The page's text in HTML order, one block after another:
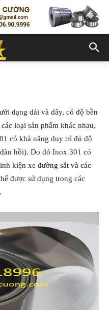
dạng dải và dây, có độ bền
loại sản phẩm khác nhau,
có khả năng duy trì đủ độ
hồi). Do đó Inox 301 có
kiện xe đường sắt và các
được sử dụng trong các